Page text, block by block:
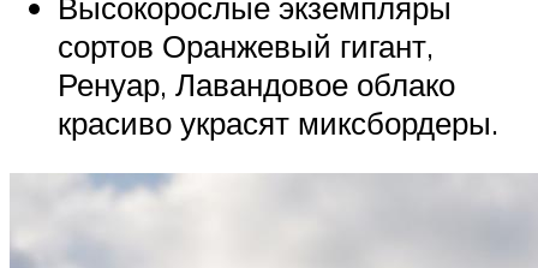
сортов Оранжевый гигант,
Ренуар, Лавандовое облако
красиво украсят миксбордеры.